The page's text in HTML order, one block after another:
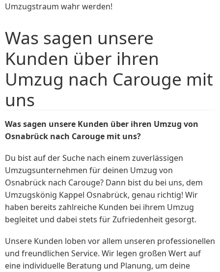
Umzugstraum wahr werden!
Was sagen unsere
Kunden über ihren
Umzug nach Carouge mit
uns
Was sagen unsere Kunden über ihren Umzug von
Osnabrück nach Carouge mit uns?
Du bist auf der Suche nach einem zuverlässigen
Umzugsunternehmen für deinen Umzug von
Osnabrück nach Carouge? Dann bist du bei uns, dem
Umzugskönig Kappel Osnabrück, genau richtig! Wir
haben bereits zahlreiche Kunden bei ihrem Umzug
begleitet und dabei stets für Zufriedenheit gesorgt.
Unsere Kunden loben vor allem unseren professionellen
und freundlichen Service. Wir legen großen Wert auf
eine individuelle Beratung und Planung, um deine